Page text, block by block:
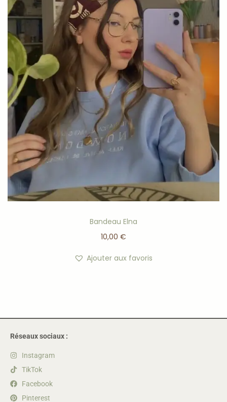
Bandeau Elna
10,00 €
Ajouter aux favoris
Réseaux sociaux :
Instagram
TikTok
Facebook
Pinterest